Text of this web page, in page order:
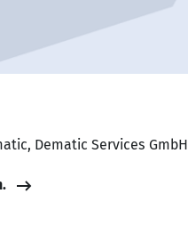
Dematic Services GmbH